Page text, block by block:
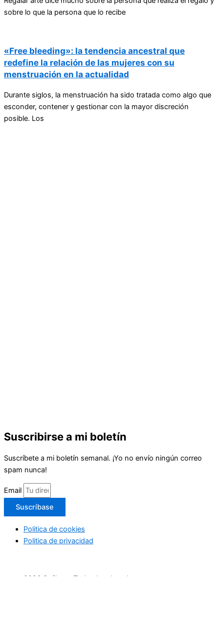
sobre lo que la persona que lo recibe
«Free bleeding»: la tendencia ancestral que
redefine la relación de las mujeres con su
menstruación en la actualidad
Durante siglos, la menstruación ha sido tratada como algo que
esconder, contener y gestionar con la mayor discreción
posible. Los
Suscribirse a mi boletín
Suscríbete a mi boletín semanal. ¡Yo no envío ningún correo
spam nunca!
Email
Suscríbase
Politica de cookies
Politica de privacidad
2026 Suéltate. Todos los derechos reservaos